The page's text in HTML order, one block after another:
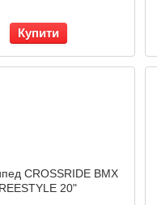
Купити